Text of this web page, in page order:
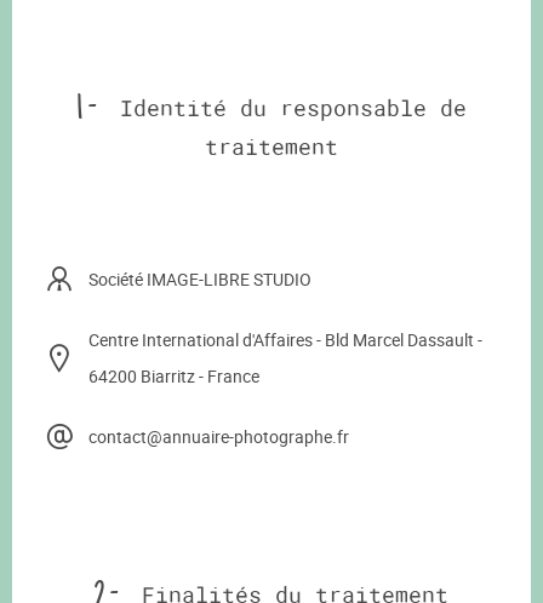
1 -
Identité du responsable de
traitement
Société IMAGE-LIBRE STUDIO
Centre International d'Affaires - Bld Marcel Dassault -
64200 Biarritz - France
contact@annuaire-photographe.fr
Finalités du traitement